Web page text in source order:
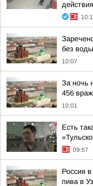
без воды
10:07
За ночь
456
10:01
Есть
09:57
Россия
пива в